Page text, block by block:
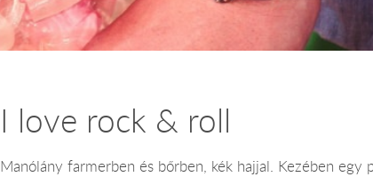
I love rock & roll
Manólány farmerben és bőrben, kék hajjal. Kezében egy